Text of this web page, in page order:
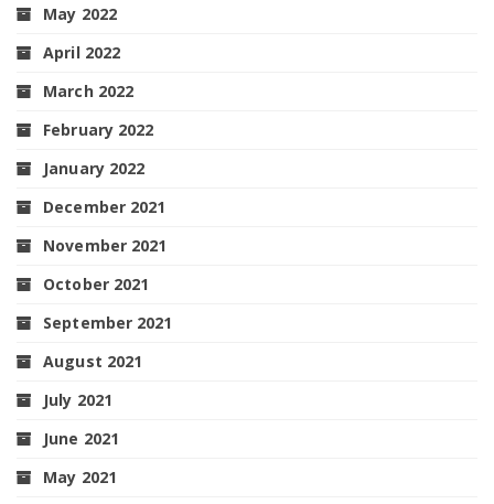
May 2022
April 2022
March 2022
February 2022
January 2022
December 2021
November 2021
October 2021
September 2021
August 2021
July 2021
June 2021
May 2021